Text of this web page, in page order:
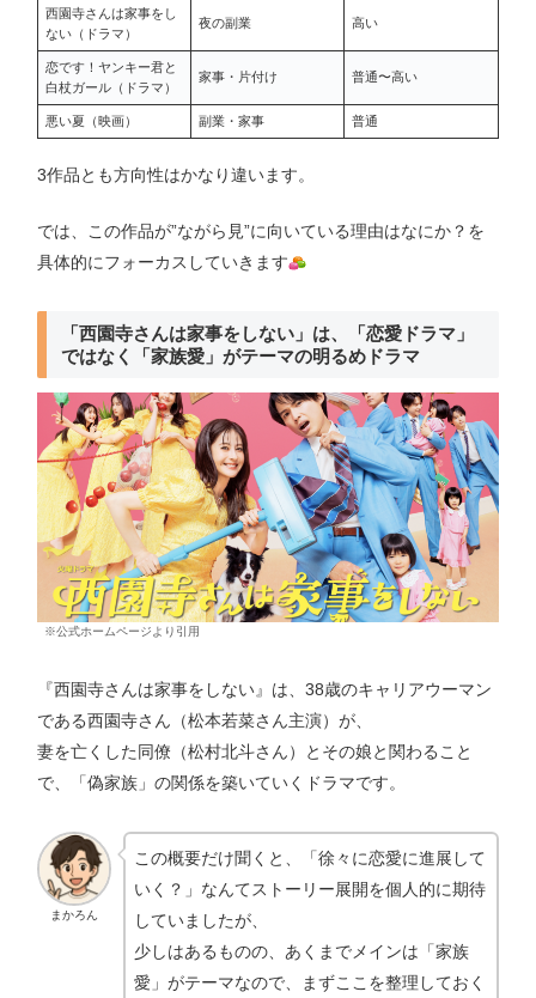
西園寺さんは家事をし
ない（ドラマ）
夜の副業 高い
恋です！ヤンキー君と
白杖ガール（ドラマ）
家事・片付け 普通〜高い
悪い夏（映画） 副業・家事 普通
3作品とも方向性はかなり違います。
では、この作品が”ながら見”に向いている理由はなにか？を
具体的にフォーカスしていきます
「西園寺さんは家事をしない」は、「恋愛ドラマ」
ではなく「家族愛」がテーマの明るめドラマ
※公式ホームページより引用
『西園寺さんは家事をしない』は、38歳のキャリアウーマン
である西園寺さん（松本若菜さん主演）が、
妻を亡くした同僚（松村北斗さん）とその娘と関わること
で、「偽家族」の関係を築いていくドラマです。
まかろん
この概要だけ聞くと、「徐々に恋愛に進展して
いく？」なんてストーリー展開を個人的に期待
していましたが、
少しはあるものの、あくまでメインは「家族
愛」がテーマなので、まずここを整理しておく